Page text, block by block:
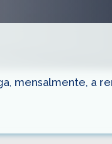
mensalmente, a